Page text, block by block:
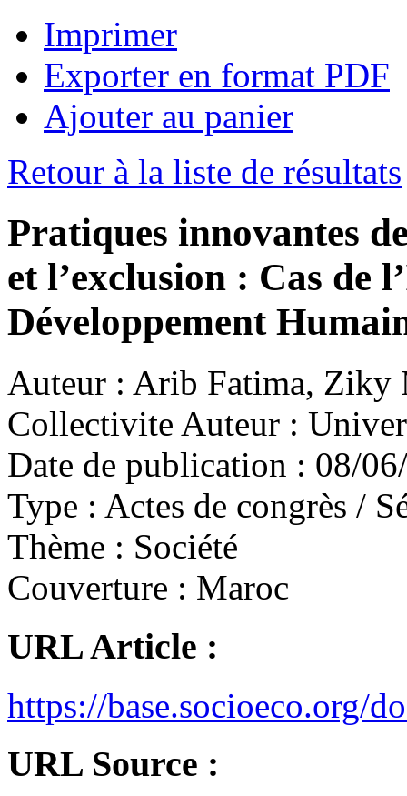
Imprimer
Exporter en format PDF
Ajouter au panier
Retour à la liste de résultats
Pratiques innovantes
et l’exclusion : Cas de
Développement
Auteur : Arib Fatima, Ziky
Collectivite Auteur :
Date de publication : 08/
Type : Actes de congrès /
Thème : Société
Couverture : Maroc
URL Article :
https://base.socioeco.org/
URL Source :